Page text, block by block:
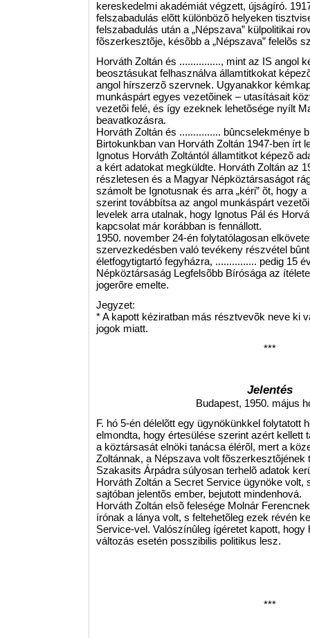
kereskedelmi akadémiát végzett, újságíró.
felszabadulás elõtt különbözõ helyeken
felszabadulás után a „Népszava” külpolitikai
fõszerkesztõje, késõbb a „Népszava” felelõs
Horváth Zoltán és ..............., mint az IS angol
beosztásukat felhasználva államtitkokat
angol hírszerzõ szervnek. Ugyanakkor
munkáspárt egyes vezetõinek – utasításait
vezetõi felé, és így ezeknek lehetõsége nyílt
beavatkozásra.
Horváth Zoltán és ............... bûncselekménye
Birtokunkban van Horváth Zoltán 1947-ben írt
Ignotus Horváth Zoltántól államtitkot képezõ
a kért adatokat megküldte. Horváth Zoltán az
részletesen és a Magyar Népköztársaságot
számolt be Ignotusnak és arra „kéri” õt, hogy
szerint továbbítsa az angol munkáspárt
levelek arra utalnak, hogy Ignotus Pál és
kapcsolat már korábban is fennállott.
1950. november 24-én folytatólagosan
szervezkedésben való tevékeny részvétel
életfogytigtartó fegyházra, ............... pedig 15
Népköztársaság Legfelsõbb Bírósága az
jogerõre emelte.
Jegyzet:
* A kapott kéziratban más résztvevõk neve ki
jogok miatt.
***
Jelentés
Budapest, 1950. május
F. hó 5-én délelõtt egy ügynökünkkel folytatott
elmondta, hogy értesülése szerint azért kellett
a köztársasát elnöki tanácsa élérõl, mert a
Zoltánnak, a Népszava volt fõszerkesztõjének
Szakasits Árpádra súlyosan terhelõ adatok
Horváth Zoltán a Secret Service ügynöke volt,
sajtóban jelentõs ember, bejutott mindenhová.
Horváth Zoltán elsõ felesége Molnár
írónak a lánya volt, s feltehetõleg ezek révén
Service-vel. Valószínûleg ígéretet kapott, hogy
változás esetén posszibilis politikus lesz.
***